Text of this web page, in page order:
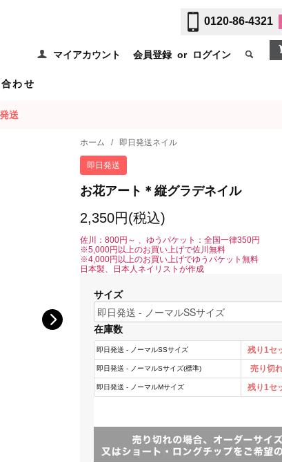
0120-86-4321
マイアカウント 会員登録 or ログイン
わせ
送
ホーム / 即日発送ネイル
即日発送
お花アート＊縦グラデネイル
2,350円(税込)
佐川：800円～ 、ゆうパケット：全国一律350円
※5,000円以上のお買い上げで佐川無料
※4,000円以上のお買い上げでゆうパケット無料
日本製、日本人ネイリストが作成
サイズ
在庫数